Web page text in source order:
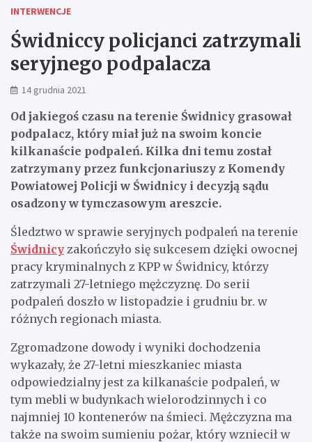
INTERWENCJE
Świdniccy policjanci zatrzymali
seryjnego podpalacza
14 grudnia 2021
Od jakiegoś czasu na terenie Świdnicy grasował
podpalacz, który miał już na swoim koncie
kilkanaście podpaleń. Kilka dni temu został
zatrzymany przez funkcjonariuszy z Komendy
Powiatowej Policji w Świdnicy i decyzją sądu
osadzony w tymczasowym areszcie.
Śledztwo w sprawie seryjnych podpaleń na terenie
Świdnicy zakończyło się sukcesem dzięki owocnej
pracy kryminalnych z KPP w Świdnicy, którzy
zatrzymali 27-letniego mężczyznę. Do serii
podpaleń doszło w listopadzie i grudniu br. w
różnych regionach miasta.
Zgromadzone dowody i wyniki dochodzenia
wykazały, że 27-letni mieszkaniec miasta
odpowiedzialny jest za kilkanaście podpaleń, w
tym mebli w budynkach wielorodzinnych i co
najmniej 10 kontenerów na śmieci. Mężczyzna ma
także na swoim sumieniu pożar, który wzniecił w